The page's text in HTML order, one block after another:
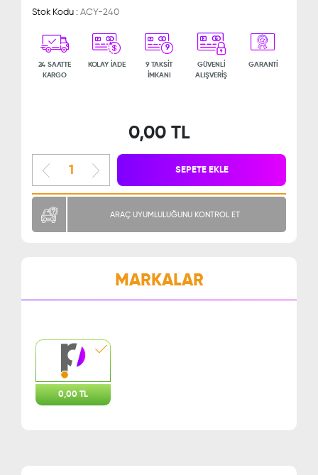
Stok Kodu : ACY-240
24 SAATTE
KARGO
KOLAY İADE
9
9 TAKSİT
İMKANI
GÜVENLİ
ALIŞVERİŞ
GARANTİ
0,00 TL
SEPETE EKLE
ARAÇ UYUMLULUĞUNU KONTROL ET
MARKALAR
0,00 TL